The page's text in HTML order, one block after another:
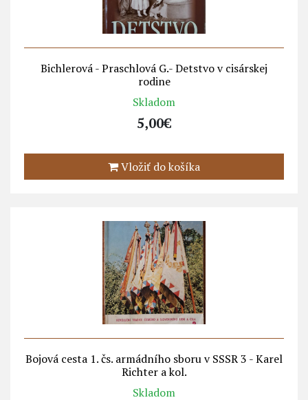
Bichlerová - Praschlová G.- Detstvo v cisárskej
rodine
Skladom
5,00€
Vložiť do košíka
Bojová cesta 1. čs. armádního sboru v SSSR 3 - Karel
Richter a kol.
Skladom